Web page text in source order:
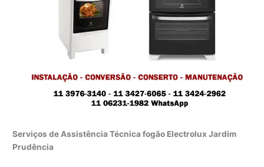
Serviços de Assistência Técnica fogão Electrolux Jardim
Prudência